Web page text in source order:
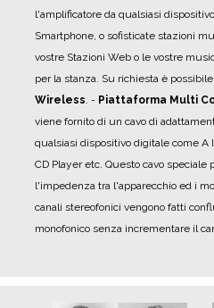
l'amplificatore da qualsiasi
Smartphone, o sofisticate stazioni
vostre Stazioni Web o le vostre
per la stanza. Su richiesta è
Wireless - Piattaforma Multi
viene fornito di un cavo di
qualsiasi dispositivo digitale come A
CD Player etc. Questo cavo speciale
l'impedenza tra l'apparecchio ed i
canali stereofonici vengono fatti
monofonico senza incrementare il